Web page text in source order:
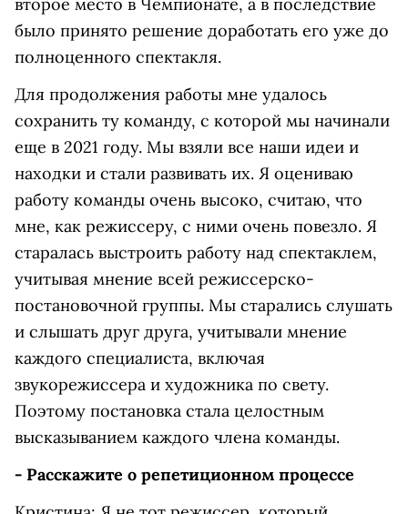
второе место в Чемпионате, а в последствие
было принято решение доработать его уже до
полноценного спектакля.
Для продолжения работы мне удалось
сохранить ту команду, с которой мы начинали
еще в 2021 году. Мы взяли все наши идеи и
находки и стали развивать их. Я оцениваю
работу команды очень высоко, считаю, что
мне, как режиссеру, с ними очень повезло. Я
старалась выстроить работу над спектаклем,
учитывая мнение всей режиссерско-
постановочной группы. Мы старались слушать
и слышать друг друга, учитывали мнение
каждого специалиста, включая
звукорежиссера и художника по свету.
Поэтому постановка стала целостным
высказыванием каждого члена команды.
- Расскажите о репетиционном процессе